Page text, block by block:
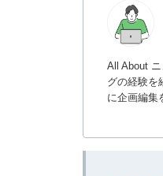
All About
グの経験を
に企画編集